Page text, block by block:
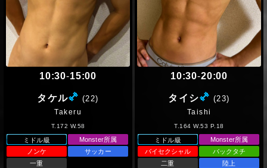
10:30-15:00
タケル (ミドル級)
(22)
Takeru
T.172 W.58
ミドル級
Monster所属
ノンケ
サッカー
一重
10:30-20:00
タイシ (ミドル
(23)
Taishi
T.164 W.53 P.18
ミドル級
Monster所属
バイセクシャル
バックタチ
二重
陸上